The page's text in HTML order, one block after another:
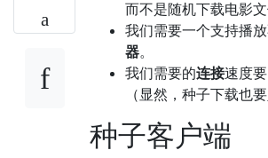
而不是随机下载电影文
我们需要一个支持播
器。
我们需要的连接速度
（显然，种子下载也
种子客户端